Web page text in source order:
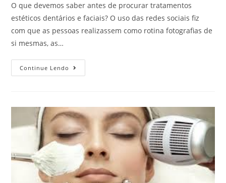
O que devemos saber antes de procurar tratamentos
estéticos dentários e faciais? O uso das redes sociais fiz
com que as pessoas realizassem como rotina fotografias de
si mesmas, as…
Continue Lendo